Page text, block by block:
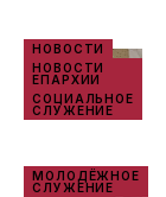
НОВОСТИ
НОВОСТИ
ЕПАРХИИ
СОЦИАЛЬНОЕ
СЛУЖЕНИЕ
МОЛОДЁЖНОЕ
СЛУЖЕНИЕ